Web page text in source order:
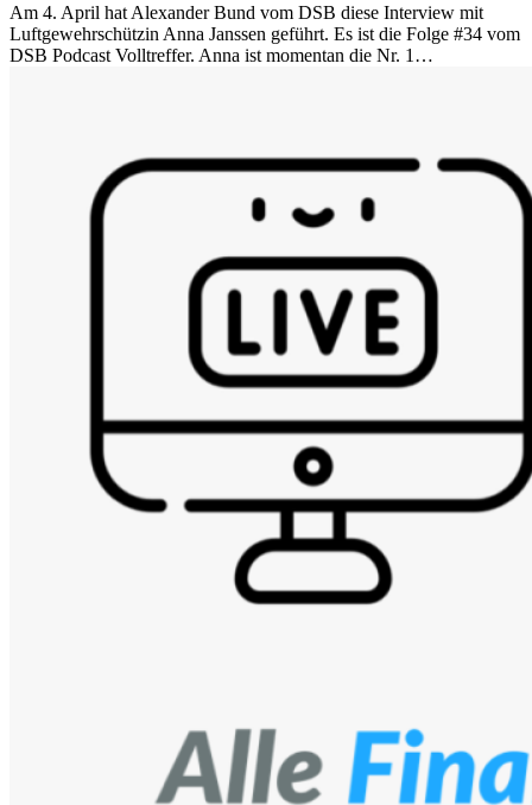
Am 4. April hat Alexander Bund vom DSB diese Interview mit
Luftgewehrschützin Anna Janssen geführt. Es ist die Folge #34 vom
DSB Podcast Volltreffer. Anna ist momentan die Nr. 1…